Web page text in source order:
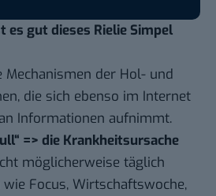
es gut dieses Rielie Simpel
der Hol- und
die sich ebenso im Internet
Informationen aufnimmt.
=> die Krankheitsursache
möglicherweise täglich
Focus, Wirtschaftswoche,